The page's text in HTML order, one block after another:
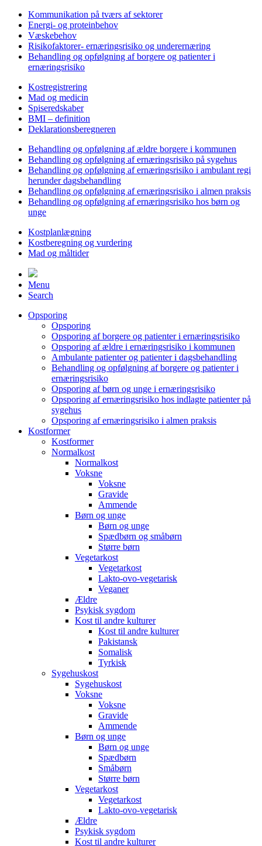
Kommunikation på tværs af sektorer
Energi- og proteinbehov
Væskebehov
Risikofaktorer- ernæringsrisiko og underernæring
Behandling og opfølgning af borgere og patienter i
ernæringsrisiko
Kostregistrering
Mad og medicin
Spiseredskaber
BMI – definition
Deklarationsberegneren
Behandling og opfølgning af ældre borgere i kommunen
Behandling og opfølgning af ernæringsrisiko på sygehus
Behandling og opfølgning af ernæringsrisiko i ambulant regi
herunder dagsbehandling
Behandling og opfølgning af ernæringsrisiko i almen praksis
Behandling og opfølgning af ernæringsrisiko hos børn og
unge
Kostplanlægning
Kostberegning og vurdering
Mad og måltider
Menu
Search
Opsporing
Opsporing
Opsporing af borgere og patienter i ernæringsrisiko
Opsporing af ældre i ernæringsrisiko i kommunen
Ambulante patienter og patienter i dagsbehandling
Behandling og opfølgning af borgere og patienter i
ernæringsrisiko
Opsporing af børn og unge i ernæringsrisiko
Opsporing af ernæringsrisiko hos indlagte patienter på
sygehus
Opsporing af ernæringsrisiko i almen praksis
Kostformer
Kostformer
Normalkost
Normalkost
Voksne
Voksne
Gravide
Ammende
Børn og unge
Børn og unge
Spædbørn og småbørn
Større børn
Vegetarkost
Vegetarkost
Lakto-ovo-vegetarisk
Veganer
Ældre
Psykisk sygdom
Kost til andre kulturer
Kost til andre kulturer
Pakistansk
Somalisk
Tyrkisk
Sygehuskost
Sygehuskost
Voksne
Voksne
Gravide
Ammende
Børn og unge
Børn og unge
Spædbørn
Småbørn
Større børn
Vegetarkost
Vegetarkost
Lakto-ovo-vegetarisk
Ældre
Psykisk sygdom
Kost til andre kulturer